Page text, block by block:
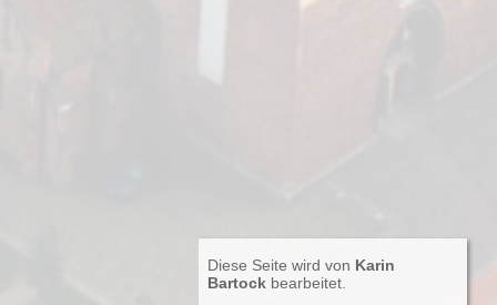
Diese Seite wird von Karin
Bartock bearbeitet.